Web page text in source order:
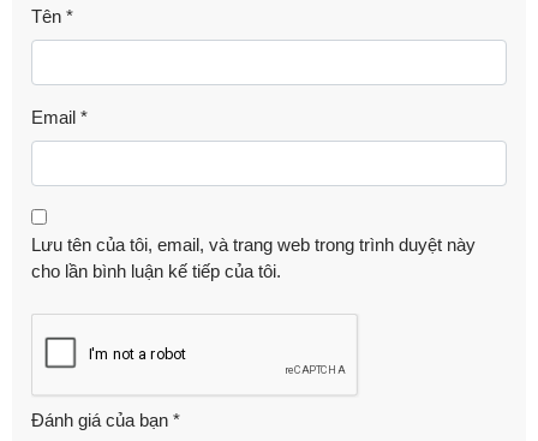
Tên *
Email *
Lưu tên của tôi, email, và trang web trong trình duyệt này
cho lần bình luận kế tiếp của tôi.
Đánh giá của bạn *